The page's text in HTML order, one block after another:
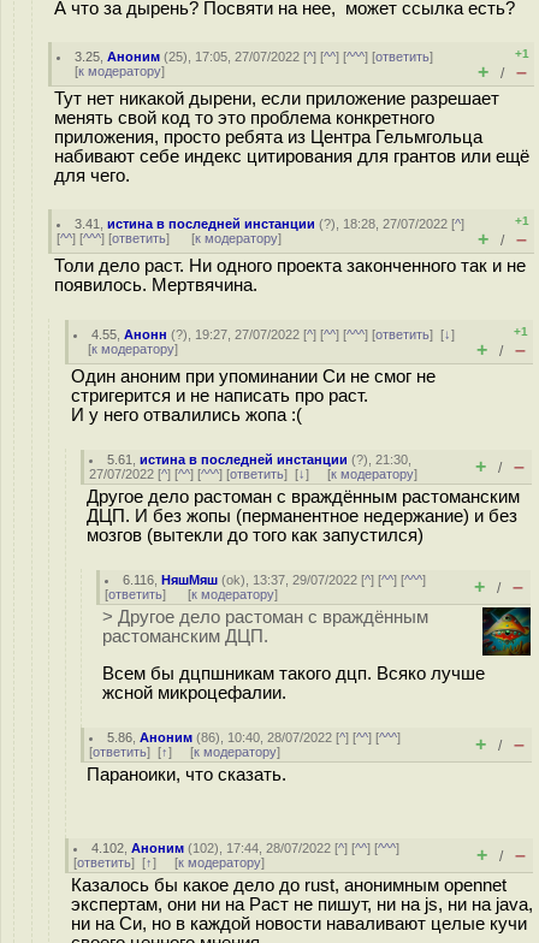
А что за дырень? Посвяти на нее, может ссылка есть?
3.25 ,Аноним (25), 17:05, 27/07/2022 [^] [^^] [^^^] [ответить]
[к модератору]
+1
+ / –
Тут нет никакой дырени, если приложение разрешает
менять свой код то это проблема конкретного
приложения, просто ребята из Центра Гельмгольца
набивают себе индекс цитирования для грантов или ещё
для чего.
3.41 ,истина в последней инстанции (?), 18:28, 27/07/2022 [^]
[^^] [^^^] [ответить] [к модератору]
+1
+ / –
Толи дело раст. Ни одного проекта законченного так и не
появилось. Мертвячина.
4.55 ,Анонн (?), 19:27, 27/07/2022 [^] [^^] [^^^] [ответить][↓]
[к модератору]
+1
+ / –
Один аноним при упоминании Си не смог не
стригерится и не написать про раст.
И у него отвалились жoпа :(
5.61 ,истина в последней инстанции (?), 21:30,
27/07/2022 [^] [^^] [^^^] [ответить] [↓] [к модератору] + / –
Другое дело растоман с враждённым растоманским
ДЦП. И без жопы (перманентное недержание) и без
мозгов (вытекли до того как запустился)
6.116 ,НяшМяш (ok), 13:37, 29/07/2022 [^] [^^] [^^^]
[ответить] [к модератору] + / –
> Другое дело растоман с враждённым
растоманским ДЦП.
Всем бы дцпшникам такого дцп. Всяко лучше
жсной микроцефалии.
5.86 ,Аноним (86), 10:40, 28/07/2022 [^] [^^] [^^^]
[ответить] [↑] [к модератору] + / –
Параноики, что сказать.
4.102 ,Аноним (102), 17:44, 28/07/2022 [^] [^^] [^^^]
[ответить] [↑] [к модератору] + / –
Казалось бы какое дело до rust, анонимным opennet
экспертам, они ни на Раст не пишут, ни на js, ни на java,
ни на Си, но в каждой новости наваливают целые кучи